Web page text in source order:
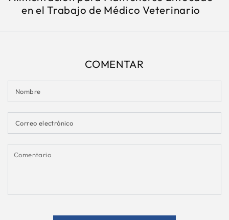
en el Trabajo de Médico Veterinario
COMENTAR
Nombre
Correo
electrónico
Comentario